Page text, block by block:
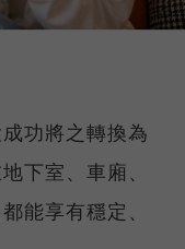
功將之轉換為
下室、車廂、
能享有穩定、